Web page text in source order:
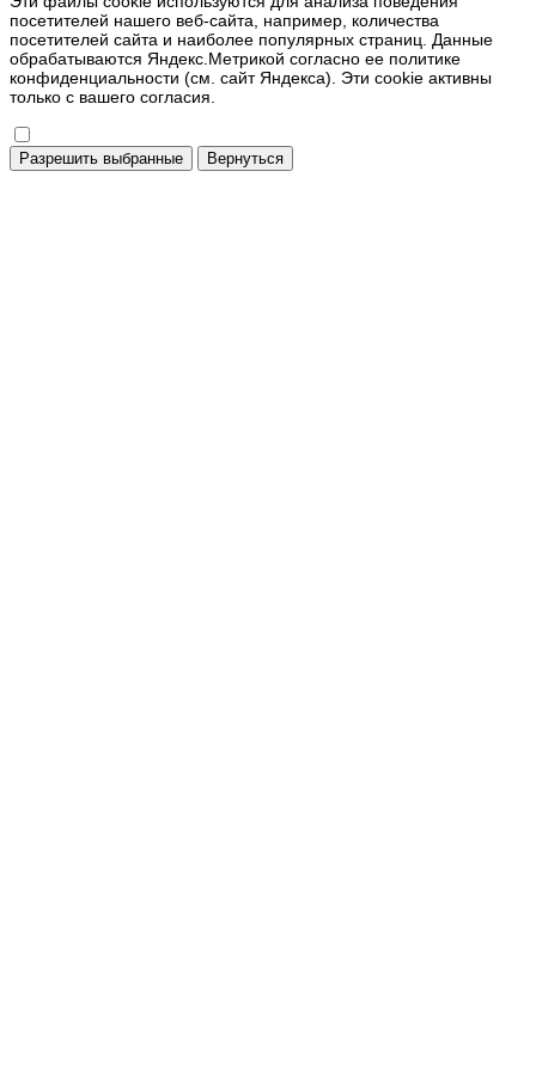
посетителей нашего веб-сайта, например, количества
посетителей сайта и наиболее популярных страниц. Данные
обрабатываются Яндекс.Метрикой согласно ее политике
конфиденциальности (см. сайт Яндекса). Эти cookie активны
только с вашего согласия.
Разрешить выбранные Вернуться